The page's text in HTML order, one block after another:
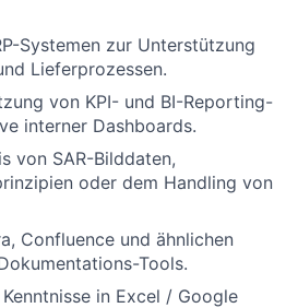
Systemen zur Unterstützung
Lieferprozessen.
von KPI- und BI-Reporting-
interner Dashboards.
von SAR-Bilddaten,
oder dem Handling von
Confluence und ähnlichen
Tools.
in Excel / Google